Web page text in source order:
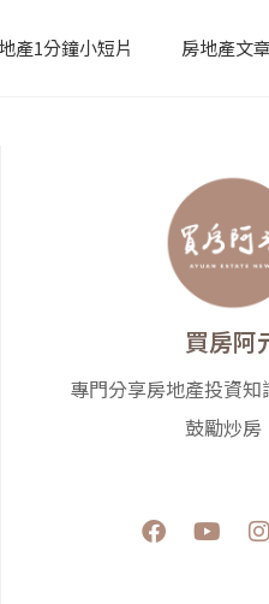
產1分鐘小短片 房地產文章
買房阿
專門分享房地產投資
鼓勵炒房
F
a
Y
o
I
n